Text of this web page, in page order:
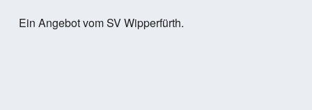
Ein Angebot vom SV Wipperfürth.